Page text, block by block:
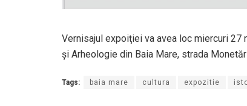
Vernisajul expoiţiei va avea loc miercuri
şi Arheologie din Baia Mare, strada
Tags: baia mare cultura expozitie